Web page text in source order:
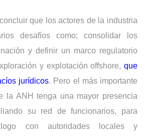
que los actores de la industria
desafíos como; consolidar los
y definir un marco regulatorio
y explotación offshore, que
jurídicos. Pero el más importante
la ANH tenga una mayor presencia
su red de funcionarios, para
con autoridades locales y